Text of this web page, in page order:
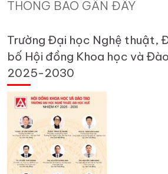
THÔNG BÁO GẦN ĐÂY
Trường Đại học Nghệ thuật,
bố Hội đồng Khoa học và
2025-2030